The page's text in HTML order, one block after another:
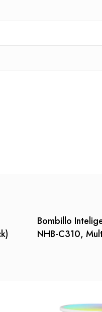
Bombillo
NHB-C310,